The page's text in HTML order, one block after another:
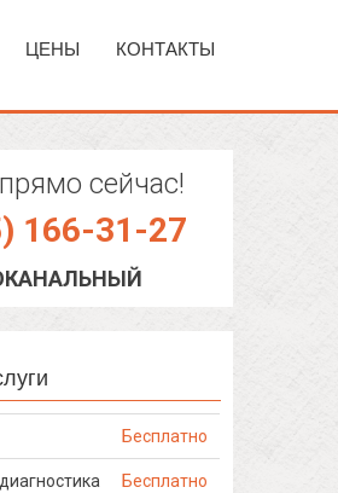
ЦЕНЫ КОНТАКТЫ
сейчас!
166-31-27
Бесплатно
Бесплатно